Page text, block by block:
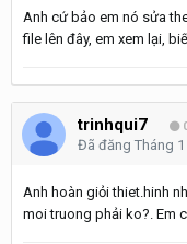
Anh cứ bảo em nó sửa
file lên đây, em xem lại,
trinhqui7
Đã đăng Tháng
Anh hoàn giỏi thiet.hinh
moi truong phải ko?. Em